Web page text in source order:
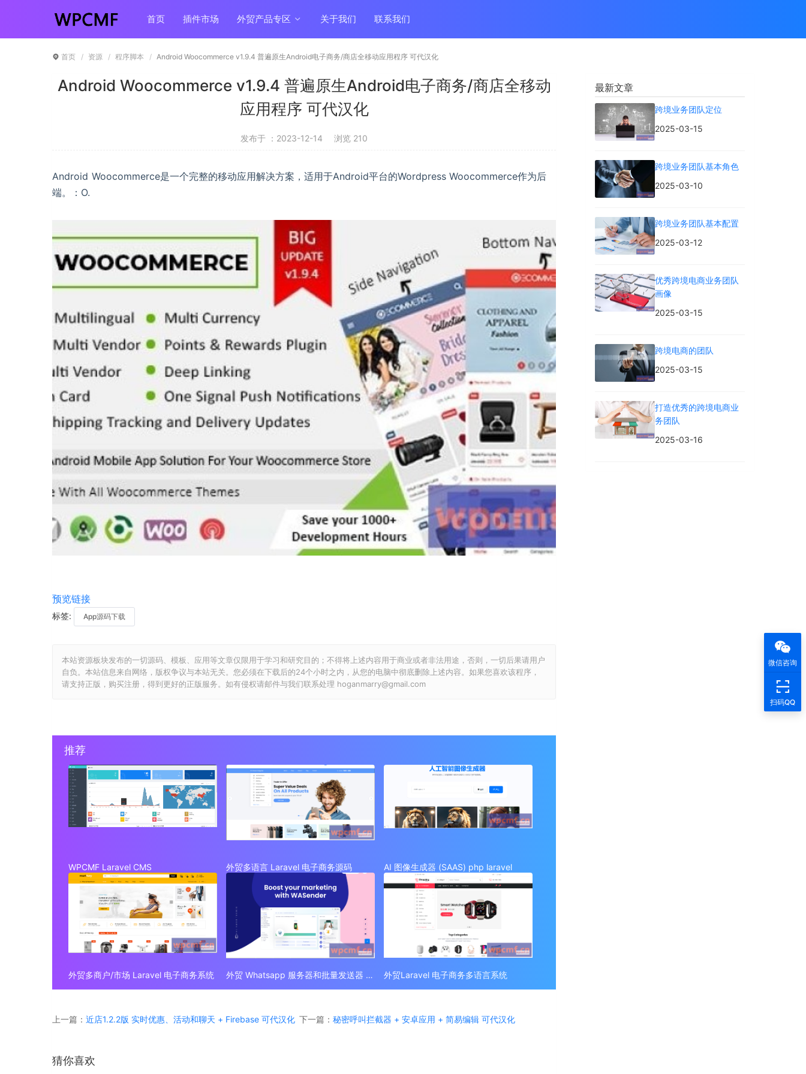
首页 插件市场 外贸产品专区 关于我们 联系我们
首页 资源 程序脚本 Android Woocommerce v1.9.4 普遍原生Android电子商务/商店全移动应用程序 可代汉化
Android Woocommerce v1.9.4 普遍原生Android电子商务/商店全移动
应用程序 可代汉化
发布于 ：2023-12-14 浏览 210
Android Woocommerce是一个完整的移动应用解决方案，适用于Android平台的Wordpress Woocommerce作为后
端。：O.
预览链接
标签: App源码下载
本站资源板块发布的一切源码、模板、应用等文章仅限用于学习和研究目的；不得将上述内容用于商业或者非法用途，否则，一切后果请用户
自负。本站信息来自网络，版权争议与本站无关。您必须在下载后的24个小时之内，从您的电脑中彻底删除上述内容。如果您喜欢该程序，
请支持正版，购买注册，得到更好的正版服务。如有侵权请邮件与我们联系处理 hoganmarry@gmail.com
推荐
WPCMF Laravel CMS 外贸多语言 Laravel 电子商务源码 AI 图像生成器 (SAAS) php laravel
外贸多商户/市场 Laravel 电子商务系统 外贸 Whatsapp 服务器和批量发送器 (SAAS) 外贸Laravel 电子商务多语言系统
上一篇： 近店1.2.2版 实时优惠、活动和聊天 + Firebase 可代汉化 下一篇： 秘密呼叫拦截器 + 安卓应用 + 简易编辑 可代汉化
猜你喜欢
最新文章
跨境业务团队定位
2025-03-15
跨境业务团队基本角色
2025-03-10
跨境业务团队基本配置
2025-03-12
优秀跨境电商业务团队
画像
2025-03-15
跨境电商的团队
2025-03-15
打造优秀的跨境电商业
务团队
2025-03-16
微信咨询
扫码QQ